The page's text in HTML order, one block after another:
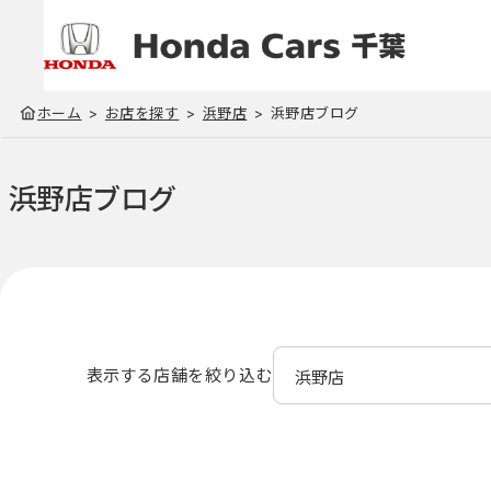
ホーム お店を探す 浜野店 浜野店ブログ
浜野店ブログ
表示する店舗を絞り込む